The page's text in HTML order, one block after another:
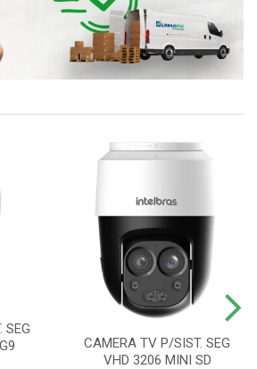
SEG
CAMERA TV P/SIST. SEG
VHD 3206 MINI SD